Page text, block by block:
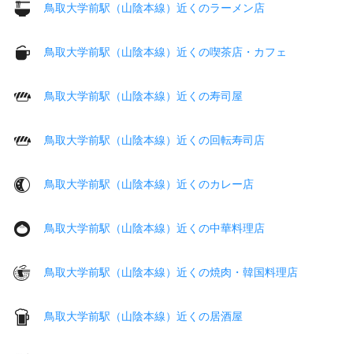
鳥取大学前駅（山陰本線）近くのラーメン店
鳥取大学前駅（山陰本線）近くの喫茶店・カフェ
鳥取大学前駅（山陰本線）近くの寿司屋
鳥取大学前駅（山陰本線）近くの回転寿司店
鳥取大学前駅（山陰本線）近くのカレー店
鳥取大学前駅（山陰本線）近くの中華料理店
鳥取大学前駅（山陰本線）近くの焼肉・韓国料理店
鳥取大学前駅（山陰本線）近くの居酒屋